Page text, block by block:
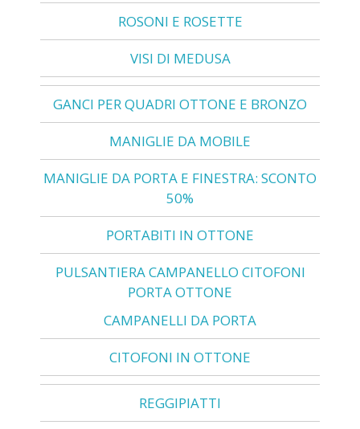
ROSONI E ROSETTE
VISI DI MEDUSA
GANCI PER QUADRI OTTONE E BRONZO
MANIGLIE DA MOBILE
MANIGLIE DA PORTA E FINESTRA: SCONTO
50%
PORTABITI IN OTTONE
PULSANTIERA CAMPANELLO CITOFONI
PORTA OTTONE
CAMPANELLI DA PORTA
CITOFONI IN OTTONE
REGGIPIATTI